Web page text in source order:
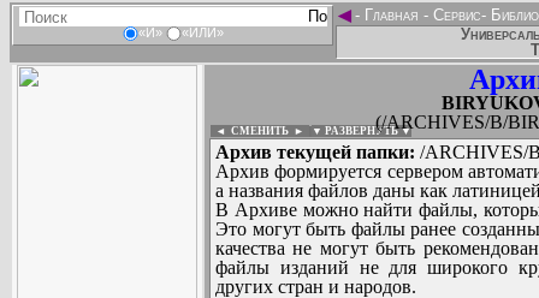
«И» «ИЛИ»
◄- Главная - Сервис-
(/ARCHIVES/B/
◄ СМЕНИТЬ ► ▼ РАЗВЕРНУТЬ ▼
Архив текущей папки: /ARCHIVES/
Архив формируется сервером
а названия файлов даны как
В Архиве можно найти файлы,
Это могут быть файлы ранее
качества не могут быть
файлы изданий не для широкого
других стран и народов.